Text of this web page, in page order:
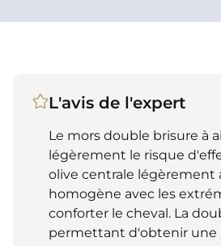
L'avis de l'expert
Le mors double brisure à
légèrement le risque
olive centrale légèrement
homogène avec les
conforter le cheval. La
permettant d'obtenir une